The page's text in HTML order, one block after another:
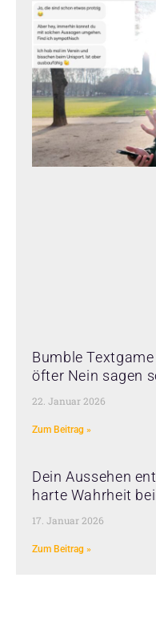
Bumble
öfter Nein sagen
22. Januar 2026
Zum Beitrag »
Dein Aussehen
harte Wahrheit
17. Januar 2026
Zum Beitrag »